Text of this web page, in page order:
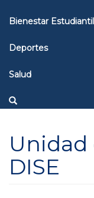
Bienestar Estudiantil
Deportes
Salud
Unidad
DISE